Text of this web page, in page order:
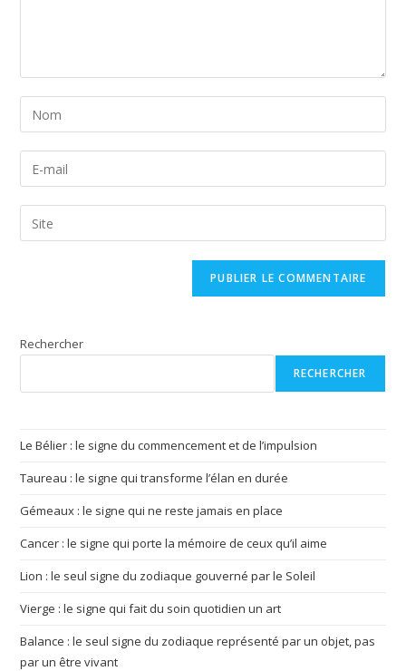
Enter
your
name
comment
Enter
your
email
address
Saisir
l’URL
Rechercher
RECHERCHER
Le Bélier : le signe du commencement et de l’impulsion
Taureau : le signe qui transforme l’élan en durée
Gémeaux : le signe qui ne reste jamais en place
Cancer : le signe qui porte la mémoire de ceux qu’il aime
Lion : le seul signe du zodiaque gouverné par le Soleil
Vierge : le signe qui fait du soin quotidien un art
Balance : le seul signe du zodiaque représenté par un objet, pas
par un être vivant